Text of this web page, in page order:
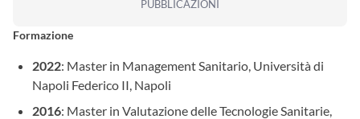
PUBBLICAZIONI
Formazione
2022: Master in Management Sanitario, Università di
Napoli Federico II, Napoli
2016: Master in Valutazione delle Tecnologie Sanitarie,